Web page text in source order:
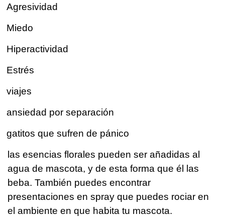
Agresividad
Miedo
Hiperactividad
Estrés
viajes
ansiedad por separación
gatitos que sufren de pánico
las esencias florales pueden ser añadidas al
agua de mascota, y de esta forma que él las
beba. También puedes encontrar
presentaciones en spray que puedes rociar en
el ambiente en que habita tu mascota.